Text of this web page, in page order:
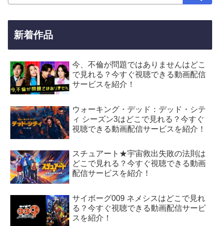
新着作品
今、不倫が問題ではありませんはどこ
で見れる？今すぐ視聴できる動画配信
サービスを紹介！
ウォーキング・デッド：デッド・シテ
ィ シーズン3はどこで見れる？今すぐ
視聴できる動画配信サービスを紹介！
スチュアート★宇宙救出失敗の法則は
どこで見れる？今すぐ視聴できる動画
配信サービスを紹介！
サイボーグ009 ネメシスはどこで見れ
る？今すぐ視聴できる動画配信サービ
スを紹介！